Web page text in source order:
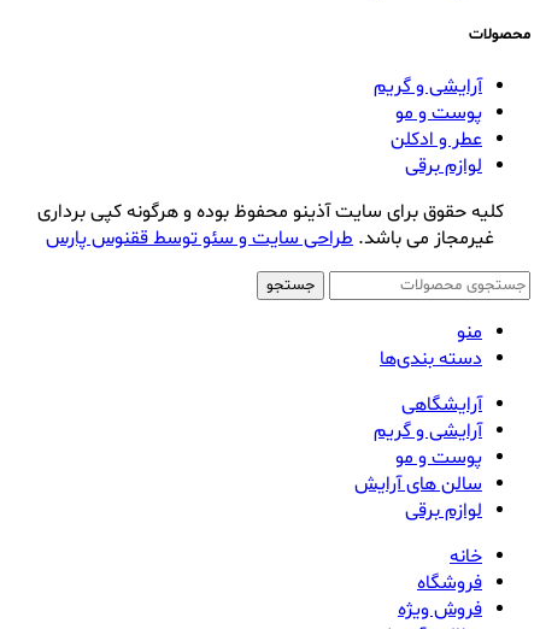
محصولات
آرایشی و گریم
پوست و مو
عطر و ادکلن
لوازم برقی
کلیه حقوق برای سایت آذینو محفوظ بوده و هرگونه کپی برداری
غیرمجاز می باشد. طراحی سایت و سئو توسط ققنوس پارس
جستجو
منو
دسته بندی‌ها
آرایشگاهی
آرایشی و گریم
پوست و مو
سالن های آرایش
لوازم برقی
خانه
فروشگاه
فروش ویژه